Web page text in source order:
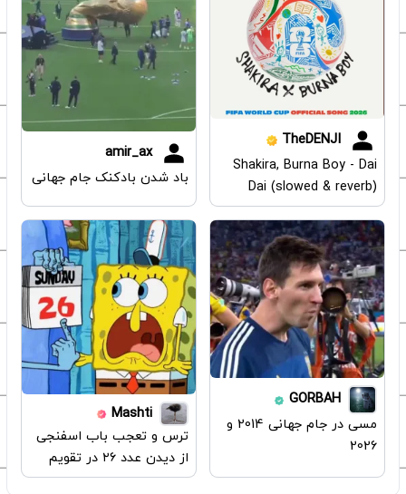
TheDENJI
Shakira, Burna Boy - Dai
Dai (slowed & reverb)
amir_ax
باد شدن بادکنک جام جهانی
GORBAH
مسی در جام جهانی 2014 و
2026
Mashti
ترس و تعجب باب اسفنجی
از دیدن عدد ۲۶ در تقویم